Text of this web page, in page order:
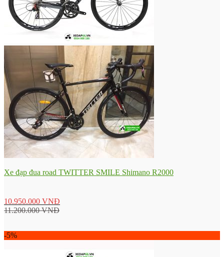
Xe đạp đua road TWITTER SMILE Shimano R2000
10.950.000 VNĐ
11.200.000VNĐ
-5%